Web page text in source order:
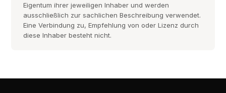
Eigentum ihrer jeweiligen Inhaber und werden
ausschließlich zur sachlichen Beschreibung verwendet.
Eine Verbindung zu, Empfehlung von oder Lizenz durch
diese Inhaber besteht nicht.